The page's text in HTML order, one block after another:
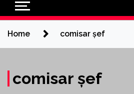
Home comisar șef
comisar șef